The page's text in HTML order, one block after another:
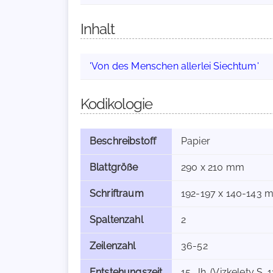
Inhalt
'Von des Menschen allerlei Siechtum'
Kodikologie
Beschreibstoff Papier
Blattgröße 290 x 210 mm
Schriftraum 192-197 x 140-143
Spaltenzahl 2
Zeilenzahl 36-52